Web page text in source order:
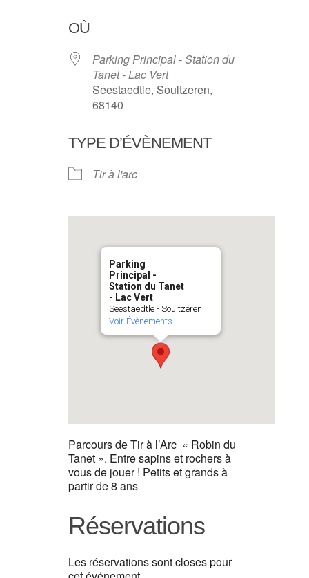
OÙ
Parking Principal - Station du
Tanet - Lac Vert
Seestaedtle, Soultzeren,
68140
TYPE D’ÉVÈNEMENT
Tir à l'arc
Parking
Principal -
Station du Tanet
- Lac Vert
Seestaedtle - Soultzeren
Voir Évènements
Parcours de Tir à l’Arc « Robin du
Tanet ». Entre sapins et rochers à
vous de jouer ! Petits et grands à
partir de 8 ans
Réservations
Les réservations sont closes pour